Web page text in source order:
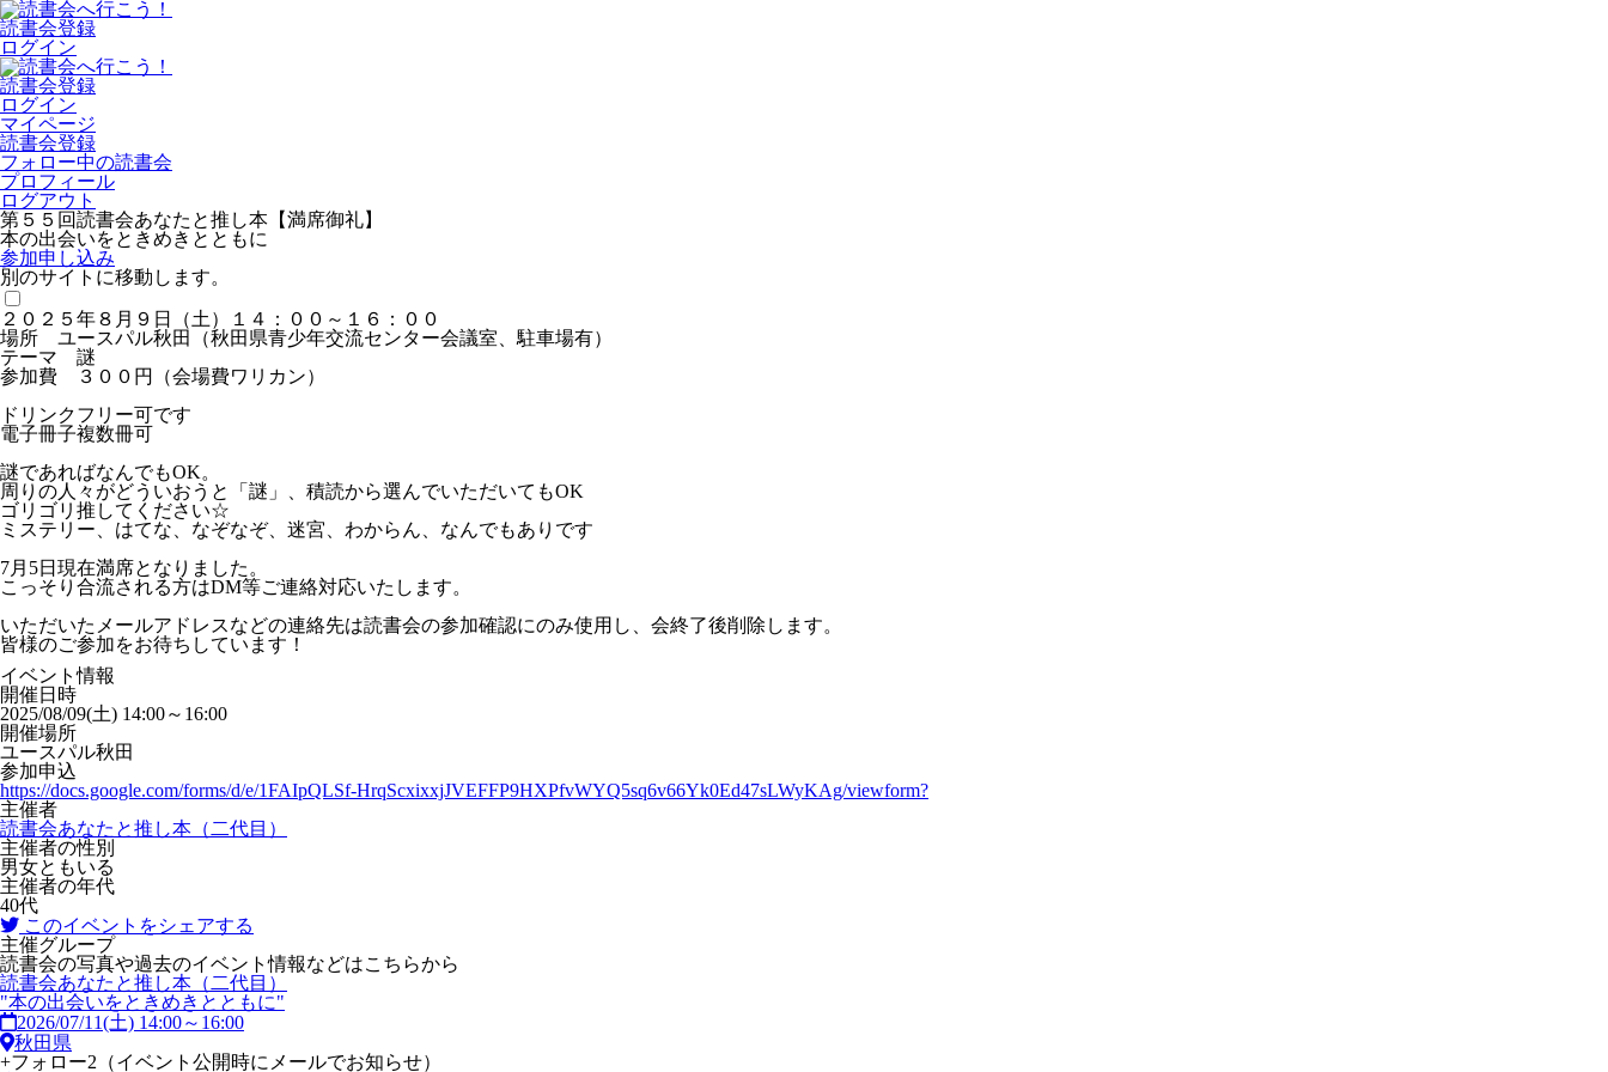
読書会登録
ログイン
読書会登録
ログイン
マイページ
読書会登録
フォロー中の読書会
プロフィール
ログアウト
第５５回読書会あなたと推し本【満席御礼】
本の出会いをときめきとともに
参加申し込み
別のサイトに移動します。
２０２５年８月９日（土）１４：００～１６：００
場所 ユースパル秋田（秋田県青少年交流センター会議室、駐車場有）
テーマ 謎
参加費 ３００円（会場費ワリカン）
ドリンクフリー可です
電子冊子複数冊可
謎であればなんでもOK。
周りの人々がどういおうと「謎」、積読から選んでいただいてもOK
ゴリゴリ推してください☆
ミステリー、はてな、なぞなぞ、迷宮、わからん、なんでもありです
7月5日現在満席となりました。
こっそり合流される方はDM等ご連絡対応いたします。
いただいたメールアドレスなどの連絡先は読書会の参加確認にのみ使用し、会終了後削除します。
皆様のご参加をお待ちしています！
イベント情報
開催日時
2025/08/09(土) 14:00～16:00
開催場所
ユースパル秋田
参加申込
https://docs.google.com/forms/d/e/1FAIpQLSf-HrqScxixxjJVEFFP9HXPfvWYQ5sq6v66Yk0Ed47sLWyKAg/viewform?
主催者
読書会あなたと推し本（二代目）
主催者の性別
男女ともいる
主催者の年代
40代
このイベントをシェアする
主催グループ
読書会の写真や過去のイベント情報などはこちらから
読書会あなたと推し本（二代目）
"本の出会いをときめきとともに"
2026/07/11(土) 14:00～16:00
秋田県
+フォロー2 （イベント公開時にメールでお知らせ）